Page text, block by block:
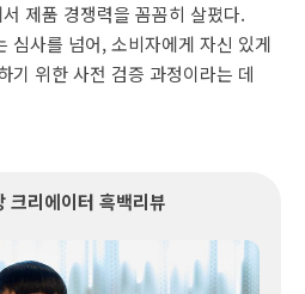
제품 경쟁력을 꼼꼼히 살폈다.
심사를 넘어, 소비자에게 자신 있게
기 위한 사전 검증 과정이라는 데
리에이터 흑백리뷰